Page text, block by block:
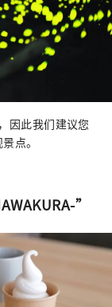
因此我们建议您
点。
”